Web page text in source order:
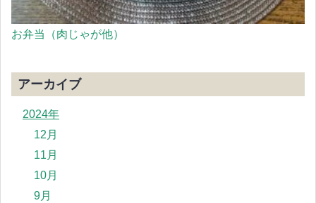
お弁当（肉じゃが他）
アーカイブ
2024年
12月
11月
10月
9月